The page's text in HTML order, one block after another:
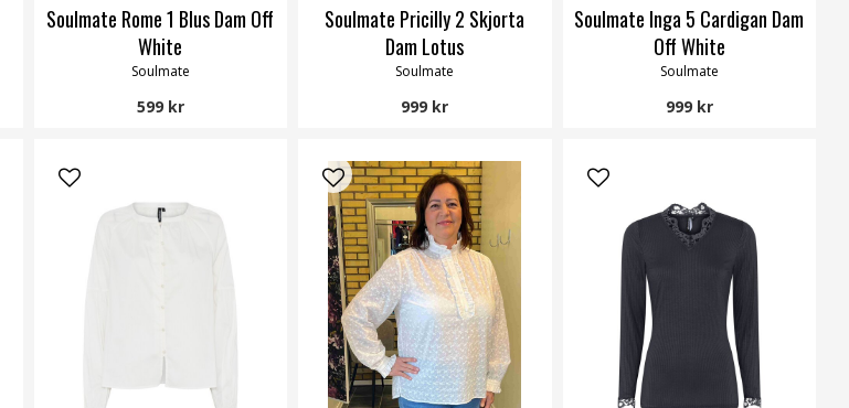
Soulmate Rome 1 Blus Dam Off
White
Soulmate
599 kr
Soulmate Pricilly 2 Skjorta
Dam Lotus
Soulmate
999 kr
Soulmate Inga 5 Cardigan Dam
Off White
Soulmate
999 kr